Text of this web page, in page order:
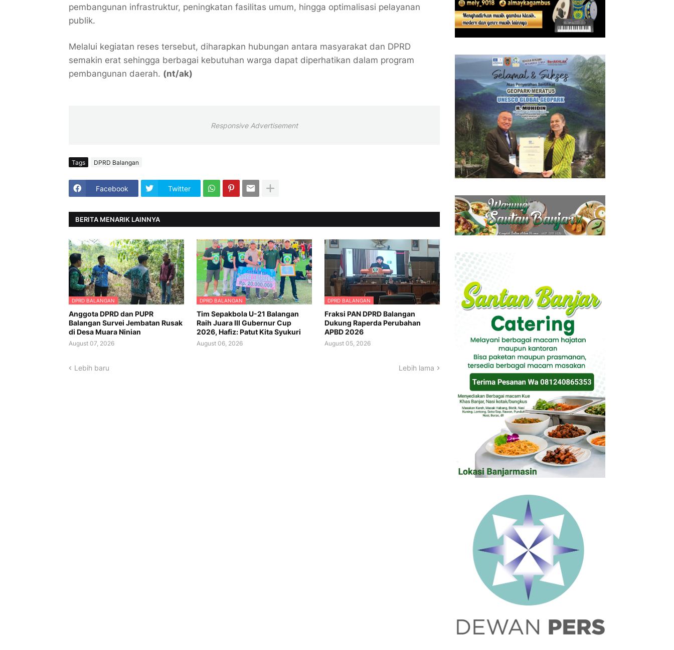
pembangunan infrastruktur, peningkatan fasilitas umum, hingga optimalisasi pelayanan
publik.
Melalui kegiatan reses tersebut, diharapkan hubungan antara masyarakat dan DPRD
semakin erat sehingga berbagai kebutuhan warga dapat diperhatikan dalam program
pembangunan daerah. (nt/ak)
Responsive Advertisement
Tags DPRD Balangan
Facebook Twitter
BERITA MENARIK LAINNYA
DPRD BALANGAN
Anggota DPRD dan PUPR
Balangan Survei Jembatan Rusak
di Desa Muara Ninian
August 07, 2026
DPRD BALANGAN
Tim Sepakbola U-21 Balangan
Raih Juara III Gubernur Cup
2026, Hafiz: Patut Kita Syukuri
August 06, 2026
DPRD BALANGAN
Fraksi PAN DPRD Balangan
Dukung Raperda Perubahan
APBD 2026
August 05, 2026
Lebih baru Lebih lama